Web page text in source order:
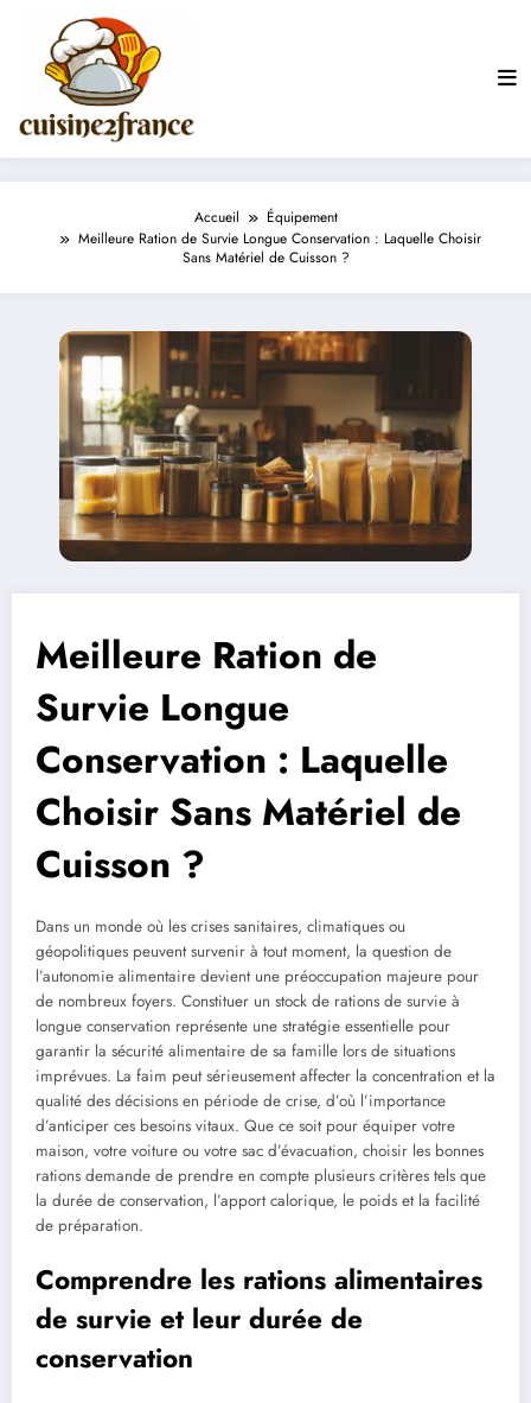
Accueil
Équipement
Meilleure Ration de Survie Longue Conservation : Laquelle Choisir
Sans Matériel de Cuisson ?
Meilleure Ration de
Survie Longue
Conservation : Laquelle
Choisir Sans Matériel de
Cuisson ?
Dans un monde où les crises sanitaires, climatiques ou
géopolitiques peuvent survenir à tout moment, la question de
l’autonomie alimentaire devient une préoccupation majeure pour
de nombreux foyers. Constituer un stock de rations de survie à
longue conservation représente une stratégie essentielle pour
garantir la sécurité alimentaire de sa famille lors de situations
imprévues. La faim peut sérieusement affecter la concentration et la
qualité des décisions en période de crise, d’où l’importance
d’anticiper ces besoins vitaux. Que ce soit pour équiper votre
maison, votre voiture ou votre sac d’évacuation, choisir les bonnes
rations demande de prendre en compte plusieurs critères tels que
la durée de conservation, l’apport calorique, le poids et la facilité
de préparation.
Comprendre les rations alimentaires
de survie et leur durée de
conservation